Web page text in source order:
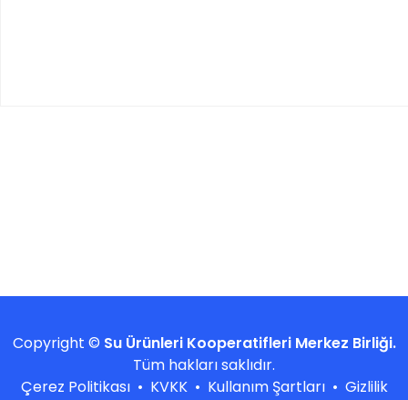
Copyright © Su Ürünleri Kooperatifleri Merkez Birliği.
Tüm hakları saklıdır.
Çerez Politikası• KVKK• Kullanım Şartları• Gizlilik